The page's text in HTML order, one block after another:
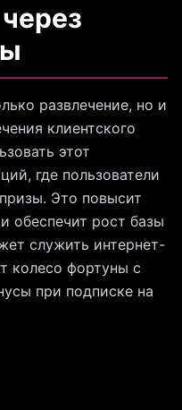
развлечение, но и
клиентского
этот
где пользователи
Это повысит
обеспечит рост базы
служить интернет-
колесо фортуны с
при подписке на